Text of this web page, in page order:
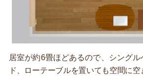
居室が約6畳ほどあるので、シング
ド、ローテーブルを置いても空間に空